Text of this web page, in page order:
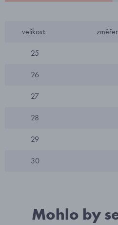
velikost:
25
26
27
28
29
30
Mohlo by